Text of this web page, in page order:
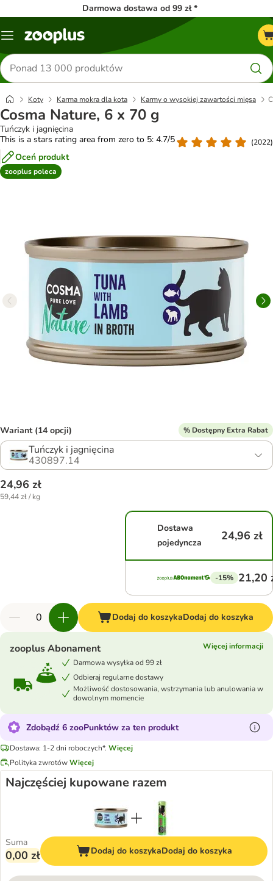
Darmowa dostawa od 99 zł *
Menu
Szukaj
produktów
Koty Karma mokra dla kota Karmy o wysokiej zawartości mięsa
Cosma Nature, 6 x 70 g
Tuńczyk i jagnięcina
This is a stars rating area from zero to 5: 4.7/5
(2022)
Oceń produkt
zooplus poleca
Wariant (14 opcji) % Dostępny Extra Rabat
Tuńczyk i jagnięcina
430897.14
24,96 zł
59,44 zł / kg
Dostawa
pojedyncza
24,96 zł
-15% 21,20
Dodaj do koszykaDodaj do koszyka
zooplus Abonament
Więcej informacji
Darmowa wysyłka od 99 zł
Odbieraj regularne dostawy
Możliwość dostosowania, wstrzymania lub anulowania w
dowolnym momencie
Zdobądź 6 zooPunktów za ten produkt
Dostawa: 1-2 dni roboczych*. Więcej
Polityka zwrotówWięcej
Najczęściej kupowane razem
Suma
0,00 zł Dodaj do koszykaDodaj do koszyka